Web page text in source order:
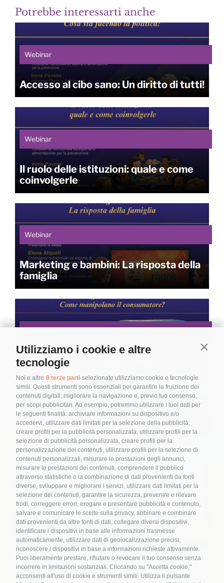
Utilizziamo i cookie e altre
tecnologie
Noi e altre 8 terze parti selezionate utilizziamo cookie e tecnologie
simili. Questi strumenti sono essenziali per garantire la fruizione dei
contenuti digitali, migliorare la navigazione e, previo tuo consenso,
per scopi pubblicitari. Ad esempio, potremmo utilizzare i tuoi dati per
le seguenti finalità: archiviare informazioni su dispositivo e/o
accedervi, utilizzare dati limitati per la selezione della pubblicità,
creare profili per la pubblicità personalizzata, utilizzare profili per la
selezione di pubblicità personalizzata, creare profili per la
personalizzazione dei contenuti, utilizzare profili per la selezione di
contenuti personalizzati, misurare le prestazioni degli annunci,
misurare le prestazioni dei contenuti, comprendere il pubblico
attraverso statistiche o la combinazione di dati provenienti da fonti
diverse, sviluppare e migliorare i servizi, utilizzare dati limitati per la
selezione dei contenuti, garantire la sicurezza, prevenire e rilevare
frodi, correggere errori, erogare e presentare pubblicità e contenuto,
salvare e comunicare le scelte sulla privacy, abbinare e combinare
dati provenienti da altre fonti di dati, collegare diversi dispositivi,
identificare i dispositivi in base alle informazioni trasmesse
automaticamente, utilizzare dati di geolocalizzazione precisi,
riconoscere i dispositivi in base a informazioni richieste attivamente.
Puoi liberamente prestare, rifiutare o revocare il tuo consenso senza
incorrere in limitazioni sostanziali. Cliccando su "Accetta cookie,"
acconsenti all'uso di cookie e strumenti simili. Utilizza il pulsante
Potrebbe interessarti anche
Webinar
Accesso al cibo sano: Un diritto di tutti!
Webinar
Il ruolo delle istituzioni: quale e come
coinvolgerle
Webinar
Marketing e bambini: La risposta della
famiglia
Scienza e marketing. La nuova
autorità alimentare
Webinar
La Primavera: Il risveglio – come
aiutare il nostro corpo a depurarsi
Webinar
Come mantenere sane le
articolazioni? Il video
Nome *